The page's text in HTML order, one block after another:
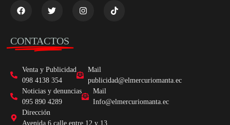
CONTACTOS
Venta y Publicidad
098 4138 354
Mail
publicidad@elmercuriomanta.ec
Noticias y denuncias
095 890 4289
Mail
Info@elmercuriomanta.ec
Dirección
Avenida 6 calle entre 12 y 13